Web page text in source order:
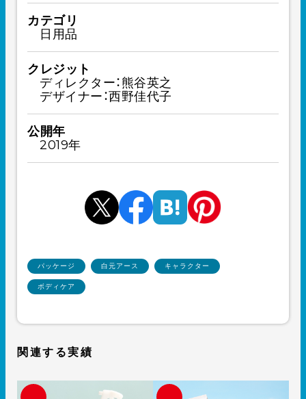
カテゴリ
日用品
クレジット
ディレクター：熊谷英之
デザイナー：西野佳代子
公開年
2019年
パッケージ 白元アース キャラクター
ボディケア
関連する実績